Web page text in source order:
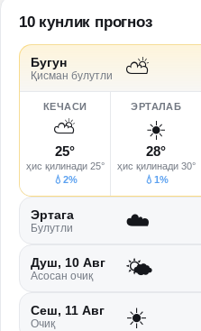
10 кунлик прогноз
Бугун
Қисман булутли ⛅
КЕЧАСИ
⛅
25°
ҳис қилинади 25°
💧2%
ЭРТАЛАБ
☀️
28°
ҳис қилинади 30°
💧1%
Эртага
Булутли ☁️
Душ, 10 Авг
Асосан очиқ 🌤️
Сеш, 11 Авг
Очиқ ☀️